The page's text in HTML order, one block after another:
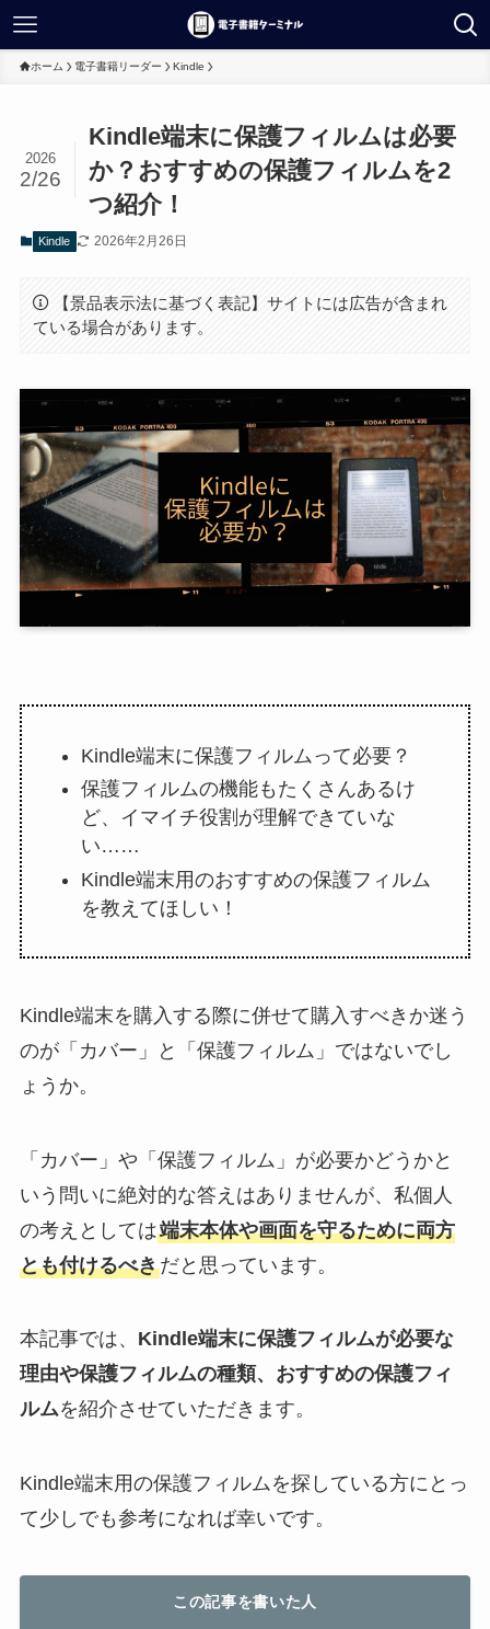
ホーム 電子書籍リーダー Kindle
Kindle端末に保護フィルムは必要
か？おすすめの保護フィルムを2
つ紹介！
2026
2/26
Kindle 2026年2月26日
【景品表示法に基づく表記】サイトには広告が含まれ
ている場合があります。
Kindle端末に保護フィルムって必要？
保護フィルムの機能もたくさんあるけ
ど、イマイチ役割が理解できていな
い……
Kindle端末用のおすすめの保護フィルム
を教えてほしい！
Kindle端末を購入する際に併せて購入すべきか迷う
のが「カバー」と「保護フィルム」ではないでし
ょうか。
「カバー」や「保護フィルム」が必要かどうかと
いう問いに絶対的な答えはありませんが、私個人
の考えとしては端末本体や画面を守るために両方
とも付けるべきだと思っています。
本記事では、 Kindle端末に保護フィルムが必要な
理由や保護フィルムの種類、おすすめの保護フィ
ルムを紹介させていただきます。
Kindle端末用の保護フィルムを探している方にとっ
て少しでも参考になれば幸いです。
この記事を書いた人